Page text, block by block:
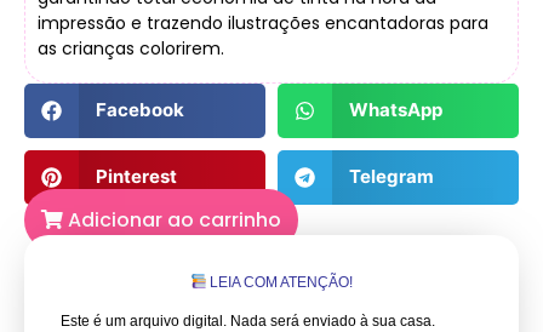
impressão e trazendo ilustrações encantadoras para
as crianças colorirem.
Facebook WhatsApp
Pinterest Telegram
Adicionar ao carrinho
LEIA COM ATENÇÃO!
Este é um arquivo digital. Nada será enviado à sua casa.